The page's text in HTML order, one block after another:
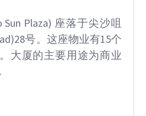
Plaza) 座落于尖沙咀
号。这座物业有15个
大厦的主要用途为商业